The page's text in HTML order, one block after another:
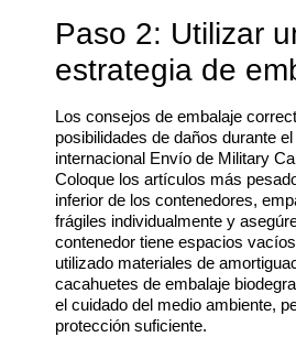
Paso 2: Utilizar
estrategia de
Los consejos de embalaje
posibilidades de daños durante
internacional Envío de Military
Coloque los artículos más
inferior de los contenedores,
frágiles individualmente y
contenedor tiene espacios
utilizado materiales de
cacahuetes de embalaje
el cuidado del medio ambiente,
protección suficiente.